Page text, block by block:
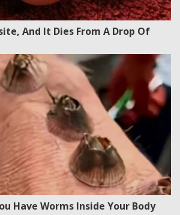
And It Dies From A Drop Of
Have Worms Inside Your Body